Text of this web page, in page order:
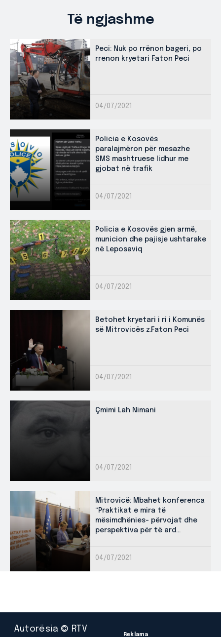
Të ngjashme
Peci: Nuk po rrënon bageri, po
rrenon kryetari Faton Peci
04/07/2021
Policia e Kosovës
paralajmëron për mesazhe
SMS mashtruese lidhur me
gjobat në trafik
04/07/2021
Policia e Kosovës gjen armë,
municion dhe pajisje ushtarake
në Leposaviq
04/07/2021
Betohet kryetari i ri i Komunës
së Mitrovicës z.Faton Peci
04/07/2021
Çmimi Lah Nimani
04/07/2021
Mitrovicë: Mbahet konferenca
“Praktikat e mira të
mësimdhënies- përvojat dhe
perspektiva për të ard...
04/07/2021
Autorësia © RTV
Reklama